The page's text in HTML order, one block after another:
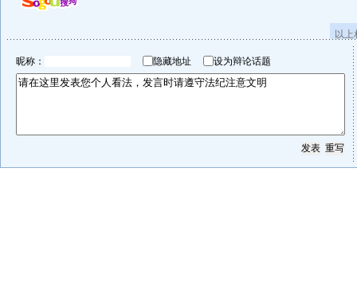
以
昵称： 隐藏地址 设为辩论话题